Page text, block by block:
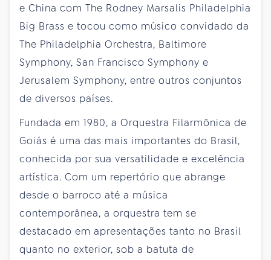
e China com The Rodney Marsalis Philadelphia
Big Brass e tocou como músico convidado da
The Philadelphia Orchestra, Baltimore
Symphony, San Francisco Symphony e
Jerusalem Symphony, entre outros conjuntos
de diversos países.
Fundada em 1980, a Orquestra Filarmônica de
Goiás é uma das mais importantes do Brasil,
conhecida por sua versatilidade e excelência
artística. Com um repertório que abrange
desde o barroco até a música
contemporânea, a orquestra tem se
destacado em apresentações tanto no Brasil
quanto no exterior, sob a batuta de